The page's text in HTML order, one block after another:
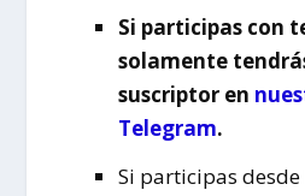
Si participas con
solamente
suscriptor en
Telegram.
Si participas desde